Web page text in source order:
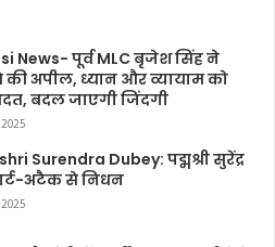
News- पूर्व MLC बृजेश सिंह ने
अपील, ध्यान और व्यायाम को
बदल जाएगी जिंदगी
Surendra Dubey: पद्मश्री सुरेंद्र
अटैक से निधन